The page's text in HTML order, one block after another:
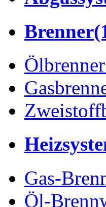
Brenner
Gas-
Öl-